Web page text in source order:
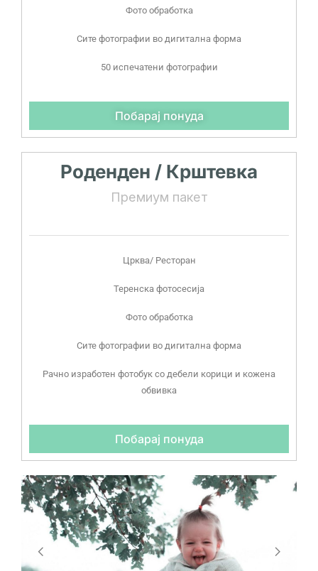
Фото обработка
Сите фотографии во дигитална форма
50 испечатени фотографии
Побарај понуда
Роденден / Крштевка
Премиум пакет
Црква/ Ресторан
Теренска фотосесија
Фото обработка
Сите фотографии во дигитална форма
Рачно изработен фотобук со дебели корици и кожена
обвивка
Побарај понуда